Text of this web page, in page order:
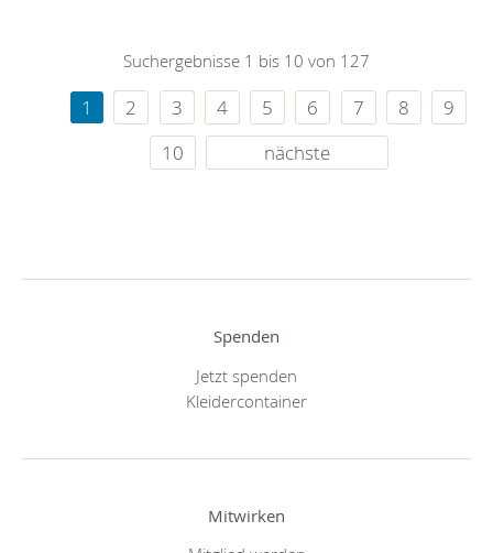
Suchergebnisse 1 bis 10 von 127
1 2 3 4 5 6 7 8
9
10
nächste
Spenden
Jetzt spenden
Kleidercontainer
Mitwirken